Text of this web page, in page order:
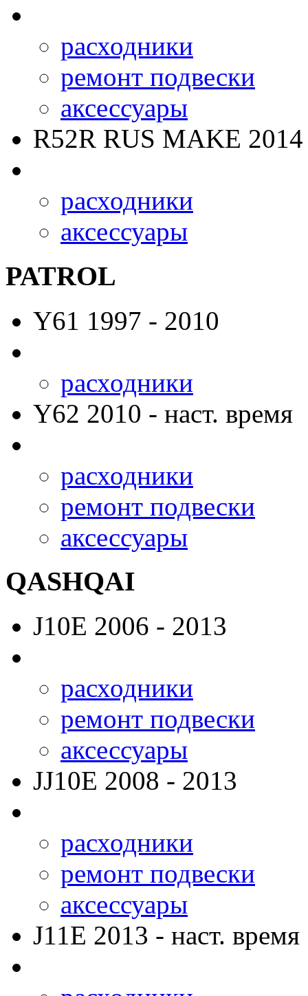
расходники
ремонт подвески
аксессуары
R52R RUS MAKE
расходники
аксессуары
PATROL
Y61 1997 - 2010
расходники
Y62 2010 - наст. время
расходники
ремонт подвески
аксессуары
QASHQAI
J10E 2006 - 2013
расходники
ремонт подвески
аксессуары
JJ10E 2008 - 2013
расходники
ремонт подвески
аксессуары
J11E 2013 - наст. время